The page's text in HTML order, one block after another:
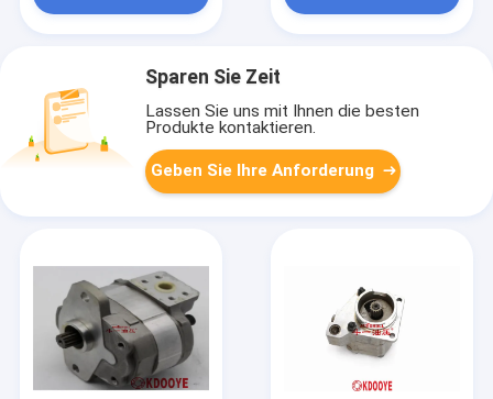
Sparen Sie Zeit
Lassen Sie uns mit Ihnen die besten
Produkte kontaktieren.
Geben Sie Ihre Anforderung